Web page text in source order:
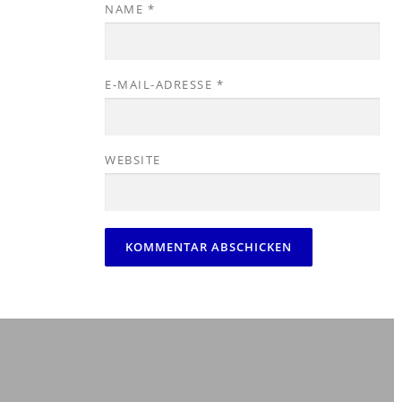
NAME *
E-MAIL-ADRESSE *
WEBSITE